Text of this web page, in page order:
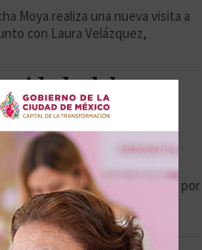
Moya realiza una nueva visita a
con Laura Velázquez,
del agua:
pedalea por el
Rubén Rocha Moya por
el bienestar social, la